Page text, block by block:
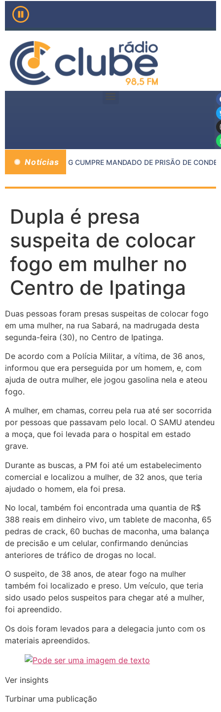
Notícias
INHAPIM E PMMG CUMPRE MANDADO DE PRISÃO DE
Dupla é presa
suspeita de colocar
fogo em mulher no
Centro de Ipatinga
Duas pessoas foram presas suspeitas de colocar fogo
em uma mulher, na rua Sabará, na madrugada desta
segunda-feira (30), no Centro de Ipatinga.
De acordo com a Polícia Militar, a vítima, de 36 anos,
informou que era perseguida por um homem, e, com
ajuda de outra mulher, ele jogou gasolina nela e ateou
fogo.
A mulher, em chamas, correu pela rua até ser socorrida
por pessoas que passavam pelo local. O SAMU atendeu
a moça, que foi levada para o hospital em estado
grave.
Durante as buscas, a PM foi até um estabelecimento
comercial e localizou a mulher, de 32 anos, que teria
ajudado o homem, ela foi presa.
No local, também foi encontrada uma quantia de R$
388 reais em dinheiro vivo, um tablete de maconha, 65
pedras de crack, 60 buchas de maconha, uma balança
de precisão e um celular, confirmando denúncias
anteriores de tráfico de drogas no local.
O suspeito, de 38 anos, de atear fogo na mulher
também foi localizado e preso. Um veículo, que teria
sido usado pelos suspeitos para chegar até a mulher,
foi apreendido.
Os dois foram levados para a delegacia junto com os
materiais apreendidos.
Ver insights
Turbinar uma publicação